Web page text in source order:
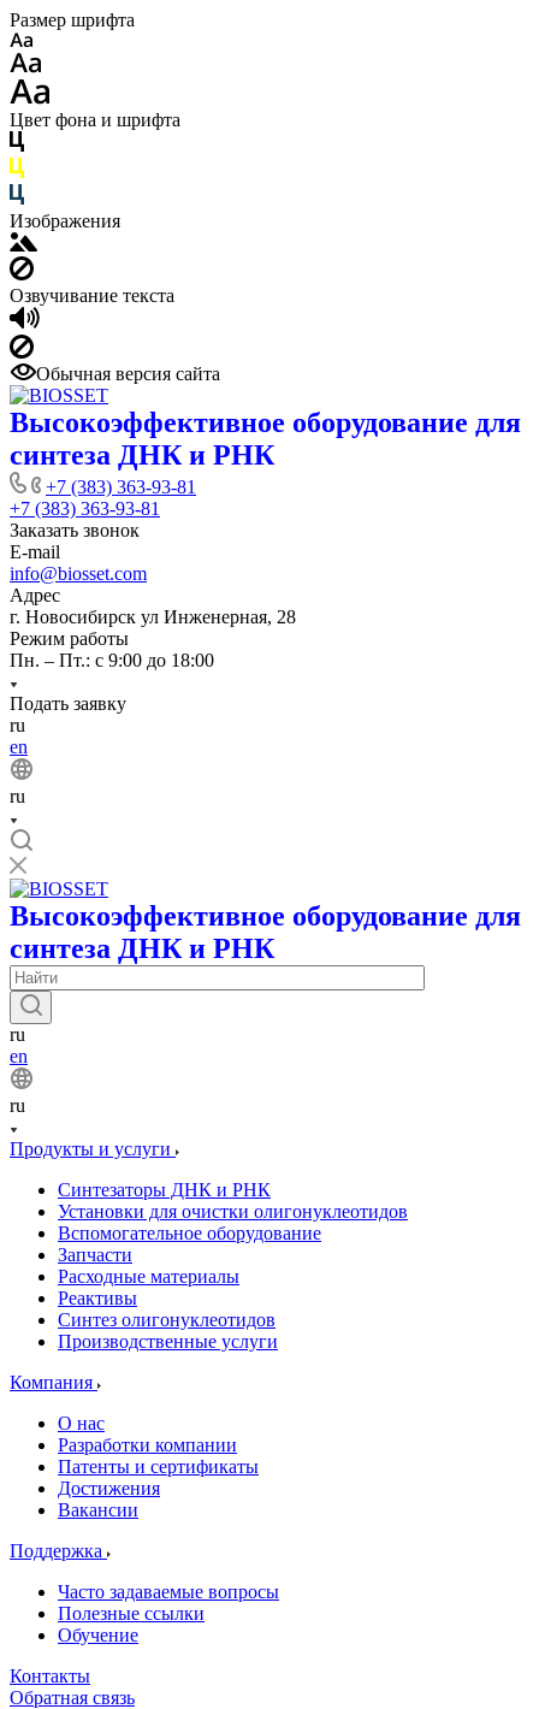
Размер шрифта
Цвет фона и шрифта
Изображения
Озвучивание текста
Обычная версия сайта
Высокоэффективное оборудование для
синтеза ДНК и РНК
+7 (383) 363-93-81
+7 (383) 363-93-81
Заказать звонок
E-mail
info@biosset.com
Адрес
г. Новосибирск ул Инженерная, 28
Режим работы
Пн. – Пт.: с 9:00 до 18:00
Подать заявку
ru
en
ru
Высокоэффективное оборудование для
синтеза ДНК и РНК
ru
en
ru
Продукты и услуги
Синтезаторы ДНК и РНК
Установки для очистки олигонуклеотидов
Вспомогательное оборудование
Запчасти
Расходные материалы
Реактивы
Синтез олигонуклеотидов
Производственные услуги
Компания
О нас
Разработки компании
Патенты и сертификаты
Достижения
Вакансии
Поддержка
Часто задаваемые вопросы
Полезные ссылки
Обучение
Контакты
Обратная связь